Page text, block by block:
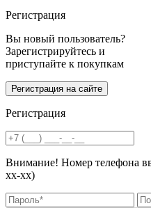
Регистрация
Вы новый пользователь?
Зарегистрируйтесь и
приступайте к покупкам
Регистрация
Внимание! Номер телефона
хх-хх)